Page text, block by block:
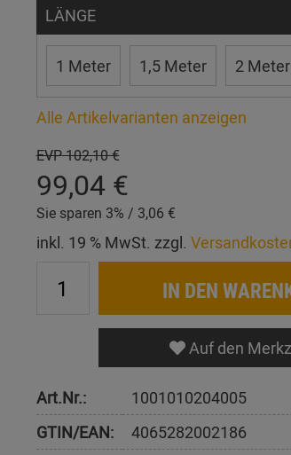
LÄNGE
1 Meter 1,5 Meter 2 Meter
Alle Artikelvarianten anzeigen
EVP102,10 €
99,04 €
Sie sparen 3% / 3,06 €
inkl. 19 % MwSt. zzgl.
IN DEN
Auf den
Art.Nr.:
1001010204005
GTIN/EAN:
4065282002186